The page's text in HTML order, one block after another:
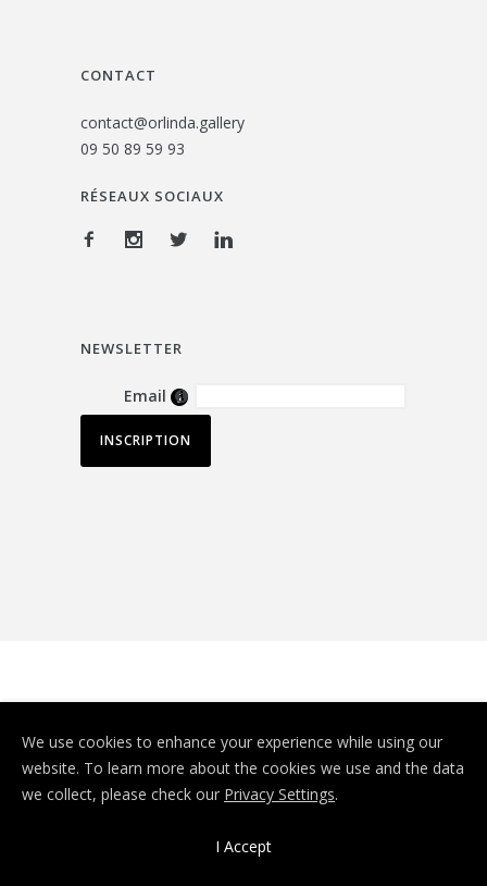
CONTACT
contact@orlinda.gallery
09 50 89 59 93
RÉSEAUX SOCIAUX
NEWSLETTER
Email
sites internet à Mulhouse
We use cookies to enhance your experience while using our
website. To learn more about the cookies we use and the data
we collect, please check our Privacy Settings.
I Accept